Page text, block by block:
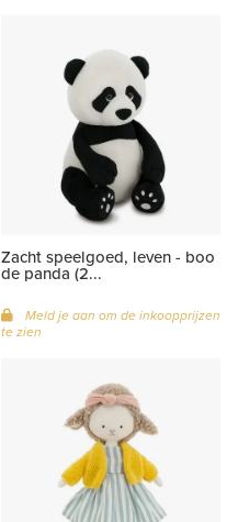
Zacht speelgoed, leven - boo
de panda (2...
Meld je aan om de inkoopprijzen
te zien